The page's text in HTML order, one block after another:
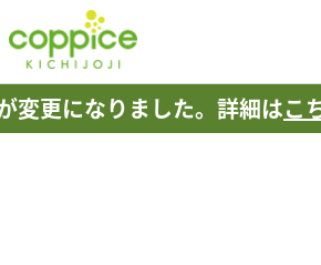
変更になりました。 詳細はこ